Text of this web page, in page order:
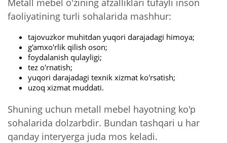
faoliyatining turli sohalarida mashhur:
tajovuzkor muhitdan yuqori darajadagi himoya;
g'amxo'rlik qilish oson;
foydalanish qulayligi;
tez o'rnatish;
yuqori darajadagi texnik xizmat ko'rsatish;
uzoq xizmat muddati.
Shuning uchun metall mebel hayotning ko'p
sohalarida dolzarbdir. Bundan tashqari u har
qanday interyerga juda mos keladi.